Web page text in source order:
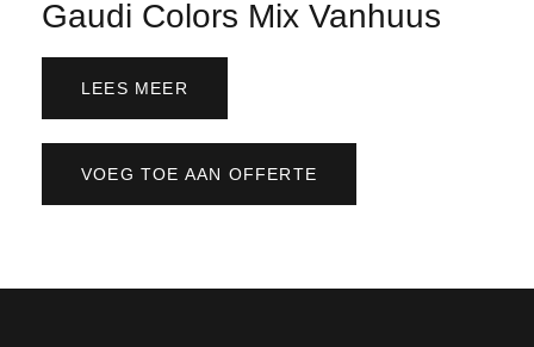
Gaudi Colors Mix Vanhuus
LEES MEER
VOEG TOE AAN OFFERTE